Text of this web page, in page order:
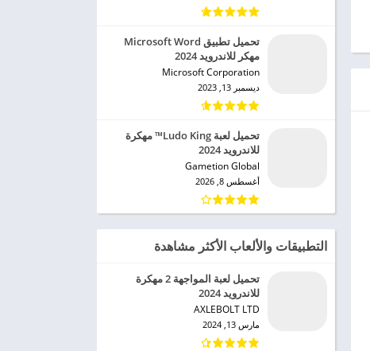
تحميل تطبيق Microsoft Word
مهكر للاندرويد 2024
Microsoft Corporation‏
ديسمبر 13, 2023
تحميل لعبة Ludo King™ مهكرة
للاندرويد 2024
Gametion Global‏
أغسطس 8, 2026
التطبيقات والألعاب الأكثر مشاهدة
تحميل لعبة المواجهة 2 مهكرة
للاندرويد 2024
AXLEBOLT LTD‏
مارس 13, 2024